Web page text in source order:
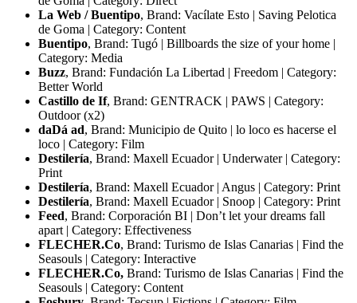
La Web / Buentipo, Brand: Vacílate Esto | Saving Pelotica
de Goma | Category: Content
Buentipo, Brand: Tugó | Billboards the size of your home |
Category: Media
Buzz, Brand: Fundación La Libertad | Freedom | Category:
Better World
Castillo de If, Brand: GENTRACK | PAWS | Category:
Outdoor (x2)
daDá ad, Brand: Municipio de Quito | lo loco es hacerse el
loco | Category: Film
Destilería, Brand: Maxell Ecuador | Underwater | Category:
Print
Destilería, Brand: Maxell Ecuador | Angus | Category: Print
Destilería, Brand: Maxell Ecuador | Snoop | Category: Print
Feed, Brand: Corporación BI | Don’t let your dreams fall
apart | Category: Effectiveness
FLECHER.Co, Brand: Turismo de Islas Canarias | Find the
Seasouls | Category: Interactive
FLECHER.Co, Brand: Turismo de Islas Canarias | Find the
Seasouls | Category: Content